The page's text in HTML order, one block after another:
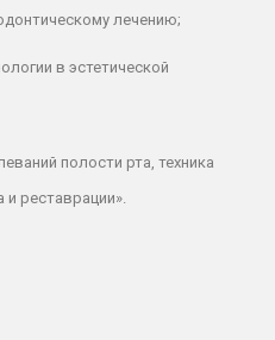
лечению;
в эстетической
полости рта, техника
реставрации».